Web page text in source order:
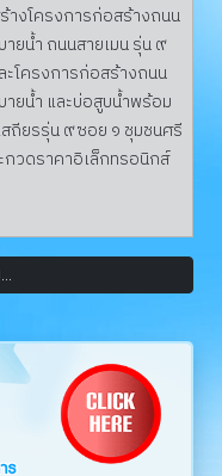
างโครงการก่อสร้างถนน
ยน้ำ ถนนสายเมน รุ่น ๙
โครงการก่อสร้างถนน
ยน้ำ และบ่อสูบน้ำพร้อม
ถียรรุ่น ๙ ซอย ๑ ชุมชนศรี
กวดราคาอิเล็กทรอนิกส์